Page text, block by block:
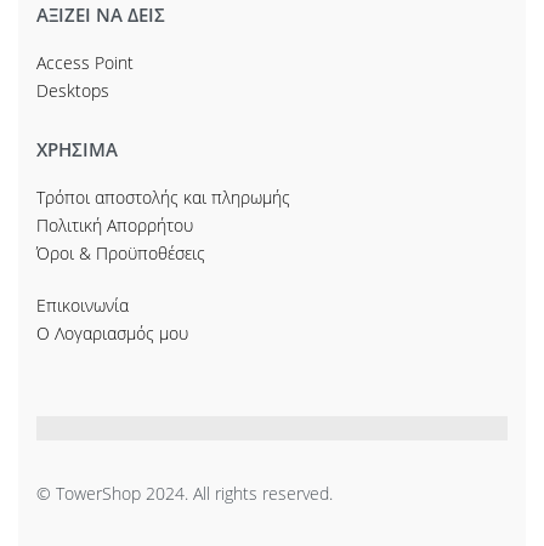
ΑΞΙΖΕΙ ΝΑ ΔΕΙΣ
Access Point
Desktops
ΧΡΗΣΙΜΑ
Τρόποι αποστολής και πληρωμής
Πολιτική Απορρήτου
Όροι & Προϋποθέσεις
Επικοινωνία
Ο Λογαριασμός μου
© TowerShop 2024. All rights reserved.